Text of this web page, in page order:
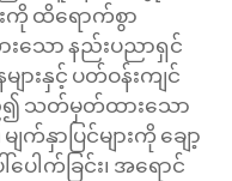
းကို ထိရောက်စွာ
းသော နည်းပညာရှင်
ားနှင့် ပတ်ဝန်းကျင်
၍ သတ်မှတ်ထားသော
ာပြင်များကို ချော့
ပေါက်ခြင်း၊ အရောင်